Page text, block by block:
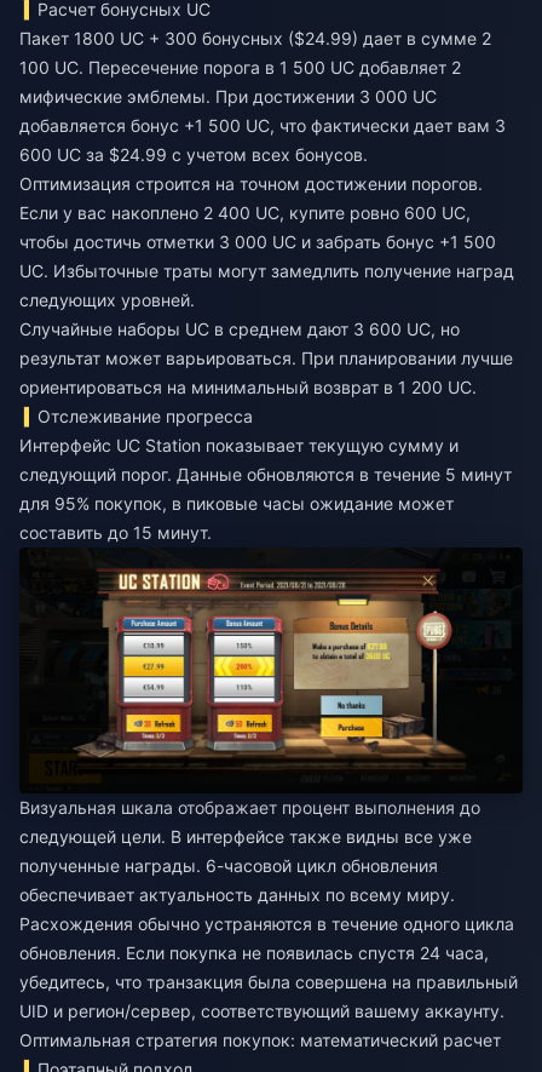
Расчет бонусных UC
Пакет 1800 UC + 300 бонусных ($24.99) дает в сумме 2
100 UC. Пересечение порога в 1 500 UC добавляет 2
мифические эмблемы. При достижении 3 000 UC
добавляется бонус +1 500 UC, что фактически дает вам 3
600 UC за $24.99 с учетом всех бонусов.
Оптимизация строится на точном достижении порогов.
Если у вас накоплено 2 400 UC, купите ровно 600 UC,
чтобы достичь отметки 3 000 UC и забрать бонус +1 500
UC. Избыточные траты могут замедлить получение наград
следующих уровней.
Случайные наборы UC в среднем дают 3 600 UC, но
результат может варьироваться. При планировании лучше
ориентироваться на минимальный возврат в 1 200 UC.
Отслеживание прогресса
Интерфейс UC Station показывает текущую сумму и
следующий порог. Данные обновляются в течение 5 минут
для 95% покупок, в пиковые часы ожидание может
составить до 15 минут.
Визуальная шкала отображает процент выполнения до
следующей цели. В интерфейсе также видны все уже
полученные награды. 6-часовой цикл обновления
обеспечивает актуальность данных по всему миру.
Расхождения обычно устраняются в течение одного цикла
обновления. Если покупка не появилась спустя 24 часа,
убедитесь, что транзакция была совершена на правильный
UID и регион/сервер, соответствующий вашему аккаунту.
Оптимальная стратегия покупок: математический расчет